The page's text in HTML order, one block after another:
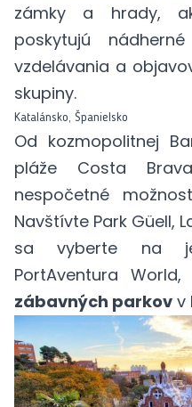
zámky a hrady,
poskytujú
vzdelávania a
skupiny.
Katalánsko, Španielsko
Od kozmopolitnej
pláže Costa
nespočetné
Navštívte Park Güell,
sa vyberte na
PortAventura World,
zábavných parkov v